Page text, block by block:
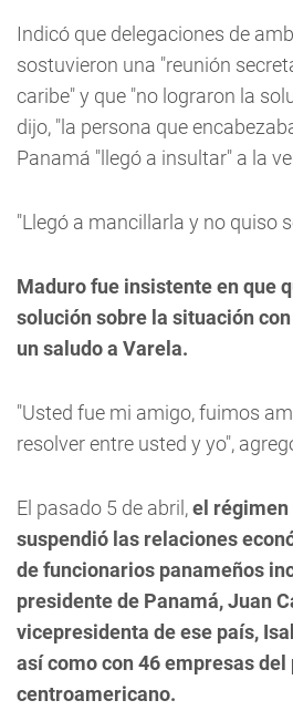
Indicó que delegaciones de
sostuvieron una "reunión
caribe" y que "no lograron la
dijo, "la persona que
Panamá "llegó a insultar" a la
"Llegó a mancillarla y no quiso
Maduro fue insistente en que
solución sobre la situación
un saludo a Varela.
"Usted fue mi amigo, fuimos
resolver entre usted y yo",
El pasado 5 de abril,el régimen
suspendió las relaciones
de funcionarios panameños
presidente de Panamá, Juan
vicepresidenta de ese país,
así como con 46 empresas del
centroamericano.